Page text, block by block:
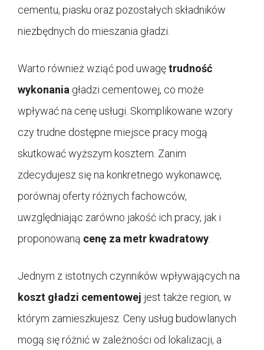
cementu, piasku oraz pozostałych składników
niezbędnych do mieszania gładzi.
Warto również wziąć pod uwagętrudność
wykonania gładzi cementowej, co może
wpływać na cenę usługi. Skomplikowane wzory
czy trudne dostępne miejsce pracy mogą
skutkować wyższym kosztem. Zanim
zdecydujesz się na konkretnego wykonawcę,
porównaj oferty różnych fachowców,
uwzględniając zarówno jakość ich pracy, jak i
proponowaną cenę za metr kwadratowy
Jednym z istotnych czynników wpływających na
koszt gładzi cementowej jest także region, w
którym zamieszkujesz. Ceny usług budowlanych
mogą się różnić w zależności od lokalizacji, a